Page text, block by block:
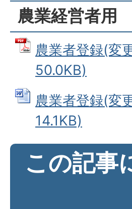
農業経営者用
農業者登録(変
50.0KB)
農業者登録(変
14.1KB)
この記事